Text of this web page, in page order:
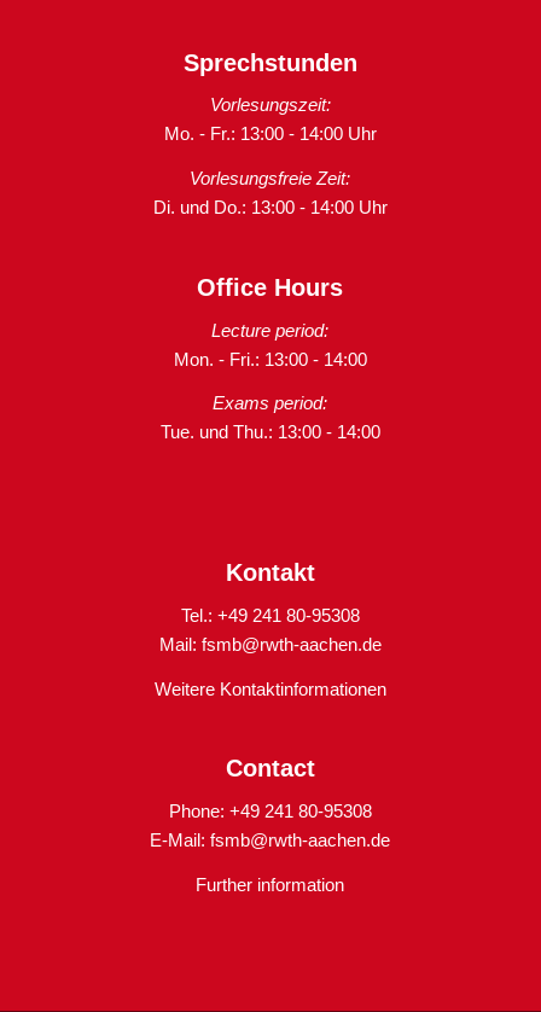
Sprechstunden
Vorlesungszeit:
Mo. - Fr.: 13:00 - 14:00 Uhr
Vorlesungsfreie Zeit:
Di. und Do.: 13:00 - 14:00 Uhr
Office Hours
Lecture period:
Mon. - Fri.: 13:00 - 14:00
Exams period:
Tue. und Thu.: 13:00 - 14:00
Kontakt
Tel.: +49 241 80-95308
Mail: fsmb@rwth-aachen.de
Weitere Kontaktinformationen
Contact
Phone: +49 241 80-95308
E-Mail:fsmb@rwth-aachen.de
Further information